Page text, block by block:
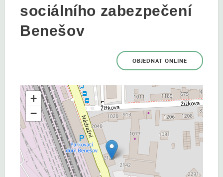
sociálního zabezpečení
Benešov
OBJEDNAT ONLINE
+
−